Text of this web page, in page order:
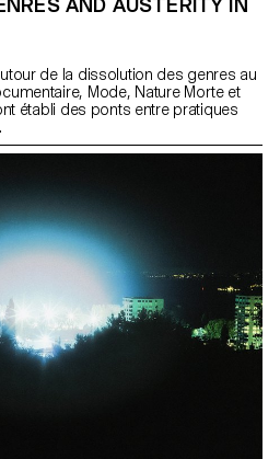
AND AUSTERITY IN
de la dissolution des genres au
Mode, Nature Morte et
établi des ponts entre pratiques